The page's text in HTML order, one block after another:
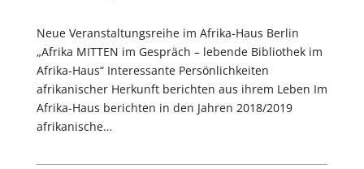
Neue Veranstaltungsreihe im Afrika-Haus Berlin
„Afrika MITTEN im Gespräch – lebende Bibliothek im
Afrika-Haus“ Interessante Persönlichkeiten
afrikanischer Herkunft berichten aus ihrem Leben Im
Afrika-Haus berichten in den Jahren 2018/2019
afrikanische…